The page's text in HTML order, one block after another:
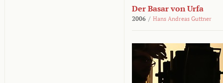
Der Basar von Urfa
2006 / Hans Andreas Guttner